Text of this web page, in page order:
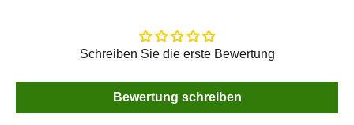
Schreiben Sie die erste Bewertung
Bewertung schreiben